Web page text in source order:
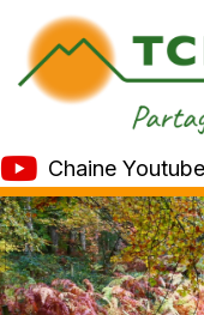
Chaine Youtube